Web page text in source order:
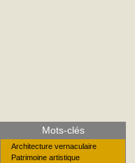
Mots-clés
Architecture vernaculaire
Patrimoine artistique